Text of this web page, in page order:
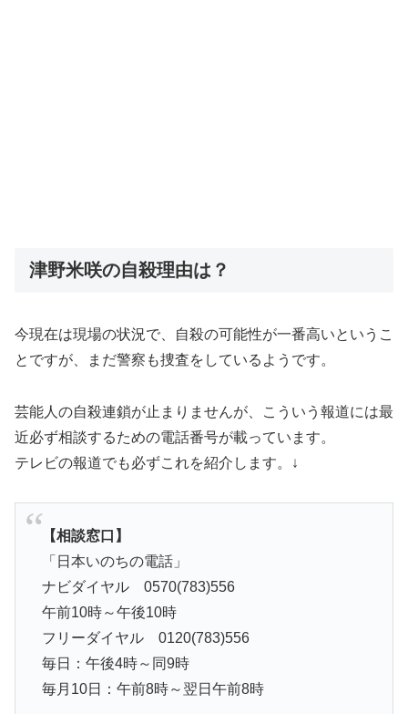
津野米咲の自殺理由は？
今現在は現場の状況で、自殺の可能性が一番高いというこ
とですが、まだ警察も捜査をしているようです。
芸能人の自殺連鎖が止まりませんが、こういう報道には最
近必ず相談するための電話番号が載っています。
テレビの報道でも必ずこれを紹介します。↓
【相談窓口】
「日本いのちの電話」
ナビダイヤル 0570(783)556
午前10時～午後10時
フリーダイヤル 0120(783)556
毎日：午後4時～同9時
毎月10日：午前8時～翌日午前8時